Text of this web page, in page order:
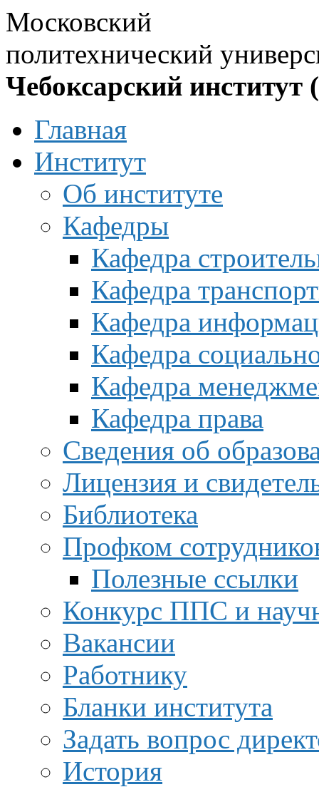
Московский
политехнический
Чебоксарский институт
Главная
Институт
Об институте
Кафедры
Кафедра
Кафедра
Кафедра
Кафедра
Кафедра
Кафедра права
Сведения об
Лицензия и
Библиотека
Профком
Полезные ссылки
Конкурс ППС и
Вакансии
Работнику
Бланки института
Задать вопрос
История